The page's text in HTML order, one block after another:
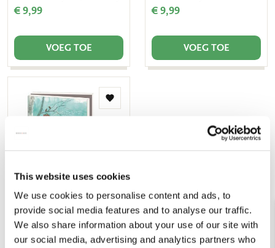
This website uses cookies
We use cookies to personalise content and ads, to
provide social media features and to analyse our traffic.
We also share information about your use of our site with
our social media, advertising and analytics partners who
€ 9,99
VOEG TOE
€ 9,99
VOEG TOE
Toevoegen
Kaartenmapje met env,
klein: Martine van
Nieuwenhuyzen